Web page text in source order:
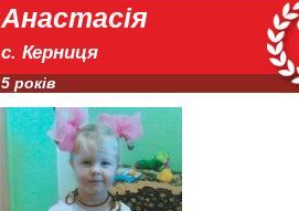
Анастасія
с. Керниця
5 років